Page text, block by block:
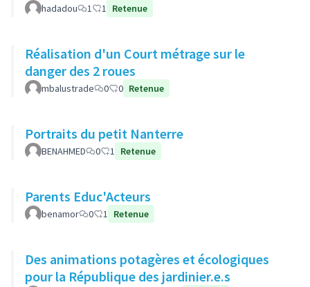
hadadou 1 1 Retenue
Réalisation d'un Court métrage sur le
danger des 2 roues
mbalustrade 0 0 Retenue
Portraits du petit Nanterre
BENAHMED 0 1 Retenue
Parents Educ'Acteurs
benamor 0 1 Retenue
Des animations potagères et écologiques
pour la République des jardinier.e.s